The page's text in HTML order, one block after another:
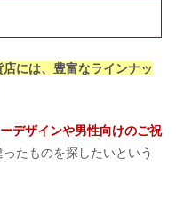
店には、豊富なラインナッ
デザインや男性向けのご祝
たものを探したいという